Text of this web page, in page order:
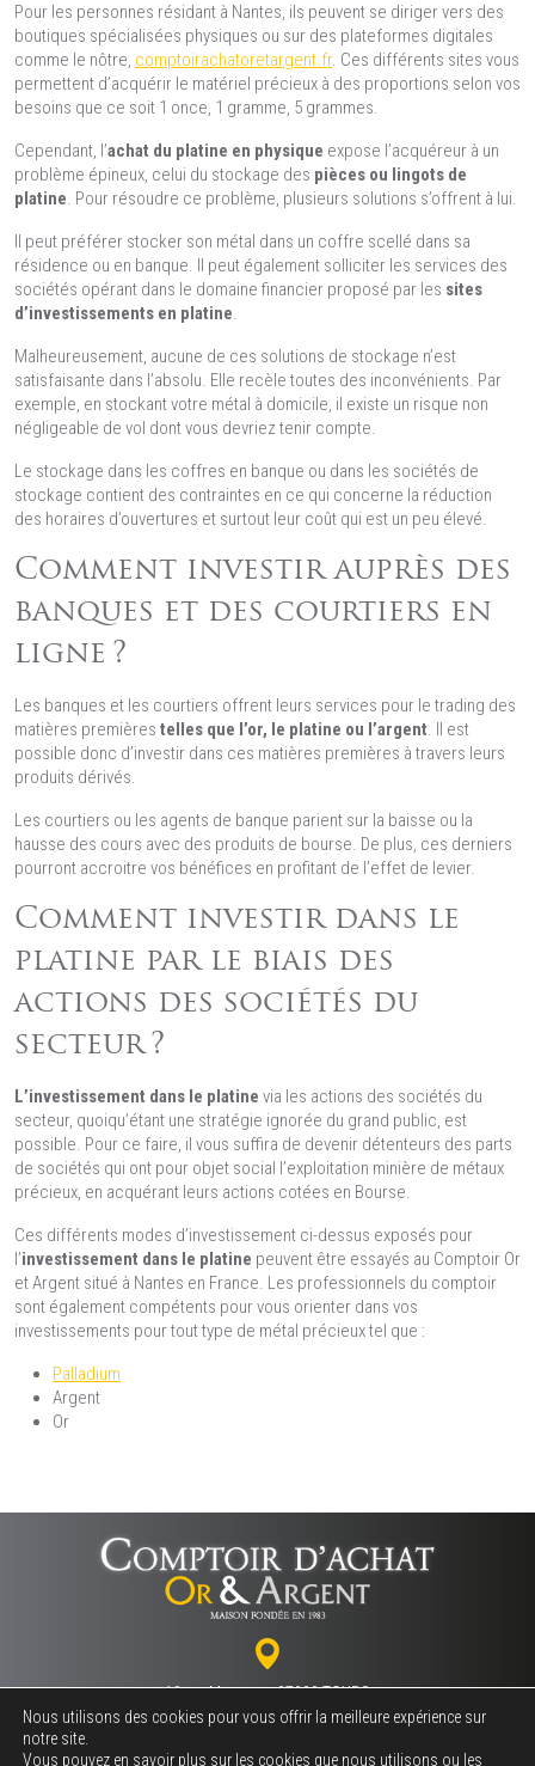
Pour les personnes résidant à Nantes, ils peuvent se diriger vers des
boutiques spécialisées physiques ou sur des plateformes digitales
comme le nôtre, comptoirachatoretargent.fr. Ces différents sites vous
permettent d’acquérir le matériel précieux à des proportions selon vos
besoins que ce soit 1 once, 1 gramme, 5 grammes.
Cependant, l’achat du platine en physique expose l’acquéreur à un
problème épineux, celui du stockage des pièces ou lingots de
platine. Pour résoudre ce problème, plusieurs solutions s’offrent à lui.
Il peut préférer stocker son métal dans un coffre scellé dans sa
résidence ou en banque. Il peut également solliciter les services des
sociétés opérant dans le domaine financier proposé par les sites
d’investissements en platine.
Malheureusement, aucune de ces solutions de stockage n’est
satisfaisante dans l’absolu. Elle recèle toutes des inconvénients. Par
exemple, en stockant votre métal à domicile, il existe un risque non
négligeable de vol dont vous devriez tenir compte.
Le stockage dans les coffres en banque ou dans les sociétés de
stockage contient des contraintes en ce qui concerne la réduction
des horaires d’ouvertures et surtout leur coût qui est un peu élevé.
Comment investir auprès des
banques et des courtiers en
ligne ?
Les banques et les courtiers offrent leurs services pour le trading des
matières premières telles que l’or, le platine ou l’argent. Il est
possible donc d’investir dans ces matières premières à travers leurs
produits dérivés.
Les courtiers ou les agents de banque parient sur la baisse ou la
hausse des cours avec des produits de bourse. De plus, ces derniers
pourront accroitre vos bénéfices en profitant de l’effet de levier.
Comment investir dans le
platine par le biais des
actions des sociétés du
secteur ?
L’investissement dans le platine via les actions des sociétés du
secteur, quoiqu’étant une stratégie ignorée du grand public, est
possible. Pour ce faire, il vous suffira de devenir détenteurs des parts
de sociétés qui ont pour objet social l’exploitation minière de métaux
précieux, en acquérant leurs actions cotées en Bourse.
Ces différents modes d’investissement ci-dessus exposés pour
l’investissement dans le platine peuvent être essayés au Comptoir Or
et Argent situé à Nantes en France. Les professionnels du comptoir
sont également compétents pour vous orienter dans vos
investissements pour tout type de métal précieux tel que :
Palladium
Argent
Or
18 rue Marceau - 37000 TOURS
Nous utilisons des cookies pour vous offrir la meilleure expérience sur
notre site.
Vous pouvez en savoir plus sur les cookies que nous utilisons ou les